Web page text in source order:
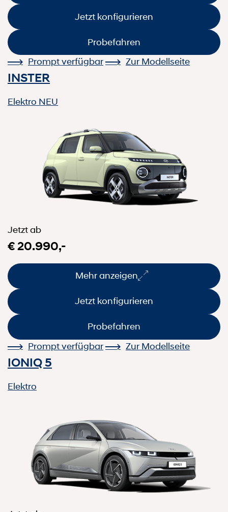
Jetzt konfigurieren
Probefahren
Prompt verfügbar
Zur Modellseite
INSTER
Elektro NEU
Jetzt ab
€ 20.990,-
Mehr anzeigen
Jetzt konfigurieren
Probefahren
Prompt verfügbar
Zur Modellseite
IONIQ 5
Elektro